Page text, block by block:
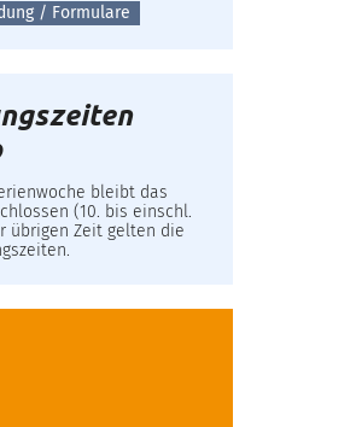
/ Formulare
bleibt das
(10. bis einschl.
übrigen Zeit gelten die